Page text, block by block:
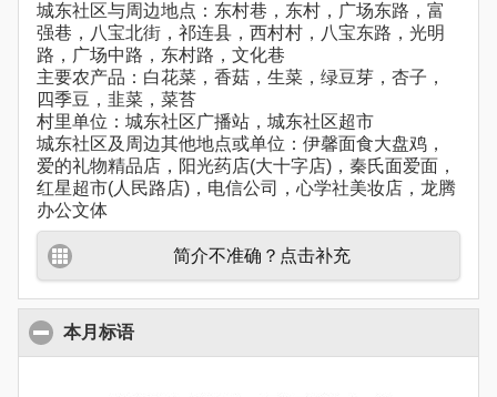
城东社区与周边地点：东村巷，东村，广场东路，富
强巷，八宝北街，祁连县，西村村，八宝东路，光明
路，广场中路，东村路，文化巷
主要农产品：白花菜，香菇，生菜，绿豆芽，杏子，
四季豆，韭菜，菜苔
村里单位：城东社区广播站，城东社区超市
城东社区及周边其他地点或单位：伊馨面食大盘鸡，
爱的礼物精品店，阳光药店(大十字店)，秦氏面爱面，
红星超市(人民路店)，电信公司，心学社美妆店，龙腾
办公文体
简介不准确？点击补充
本月标语